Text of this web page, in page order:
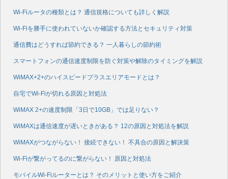
Wi-Fiルータの種類とは？ 通信規格についても詳しく解説
Wi-Fiを勝手に使われていないか確認する方法とセキュリティ対策
通信費はどうすれば節約できる？ 一人暮らしの節約術
スマートフォンの通信速度制限を防ぐ対策や解除のタイミングを解説
WiMAX+2+のハイスピードプラスエリアモードとは？
自宅でWi-Fiが切れる原因と対処法
WiMAX 2+の速度制限「3日で10GB」では足りない？
WiMAXは通信速度が遅いときがある？ 12の原因と対処法を解説
WiMAXがつながらない！ 接続できない！ 不具合の原因と解決策
Wi-Fiが繋がってるのに繋がらない！ 原因と対処法
モバイルWi-Fiルーターとは？ そのメリットと使い方をご紹介